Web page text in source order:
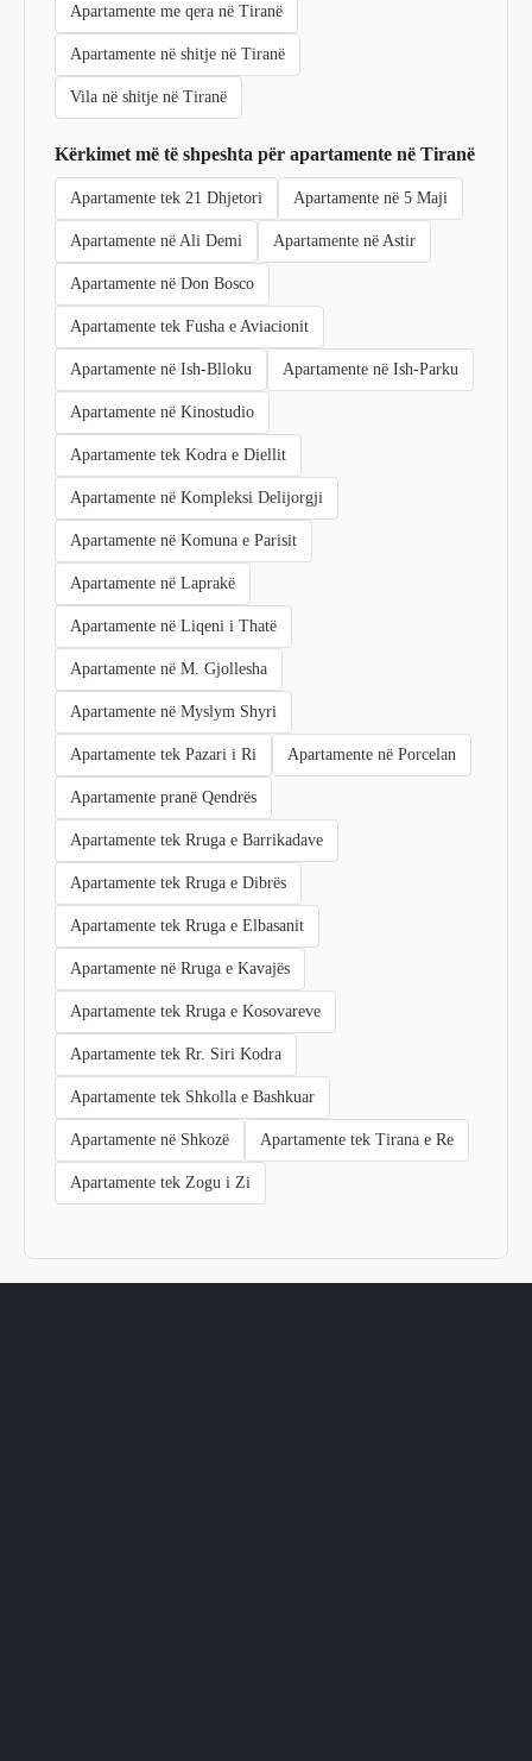
Apartamente me qera në Tiranë
Apartamente në shitje në Tiranë
Vila në shitje në Tiranë
Kërkimet më të shpeshta për apartamente në Tiranë
Apartamente tek 21 Dhjetori Apartamente në 5 Maji
Apartamente në Ali Demi Apartamente në Astir
Apartamente në Don Bosco
Apartamente tek Fusha e Aviacionit
Apartamente në Ish-Blloku Apartamente në Ish-Parku
Apartamente në Kinostudio
Apartamente tek Kodra e Diellit
Apartamente në Kompleksi Delijorgji
Apartamente në Komuna e Parisit
Apartamente në Laprakë
Apartamente në Liqeni i Thatë
Apartamente në M. Gjollesha
Apartamente në Myslym Shyri
Apartamente tek Pazari i Ri Apartamente në Porcelan
Apartamente pranë Qendrës
Apartamente tek Rruga e Barrikadave
Apartamente tek Rruga e Dibrës
Apartamente tek Rruga e Elbasanit
Apartamente në Rruga e Kavajës
Apartamente tek Rruga e Kosovareve
Apartamente tek Rr. Siri Kodra
Apartamente tek Shkolla e Bashkuar
Apartamente në Shkozë Apartamente tek Tirana e Re
Apartamente tek Zogu i Zi